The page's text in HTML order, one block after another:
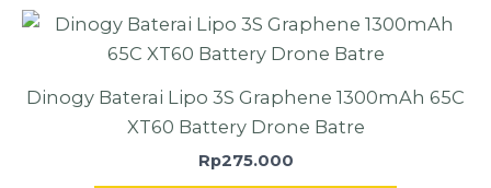
Dinogy Baterai Lipo 3S Graphene 1300mAh 65C
XT60 Battery Drone Batre
Rp275.000